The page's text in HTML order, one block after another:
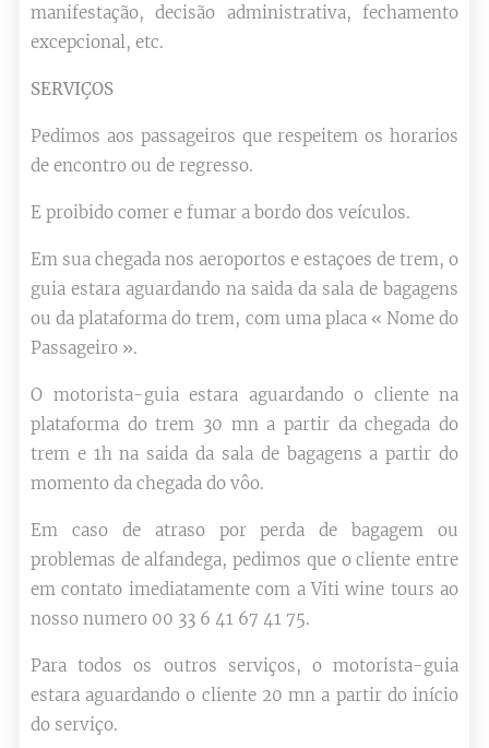
manifestação, decisão administrativa, fechamento
excepcional, etc.
SERVIÇOS
Pedimos aos passageiros que respeitem os horarios
de encontro ou de regresso.
E proibido comer e fumar a bordo dos veículos.
Em sua chegada nos aeroportos e estaçoes de trem, o
guia estara aguardando na saida da sala de bagagens
ou da plataforma do trem, com uma placa « Nome do
Passageiro ».
O motorista-guia estara aguardando o cliente na
plataforma do trem 30 mn a partir da chegada do
trem e 1h na saida da sala de bagagens a partir do
momento da chegada do vôo.
Em caso de atraso por perda de bagagem ou
problemas de alfandega, pedimos que o cliente entre
em contato imediatamente com a Viti wine tours ao
nosso numero 00 33 6 41 67 41 75.
Para todos os outros serviços, o motorista-guia
estara aguardando o cliente 20 mn a partir do início
do serviço.